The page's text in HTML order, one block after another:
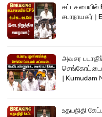
சட்டசபையில்
சபாநாயகர் |
அவசர
| Kumudam
உதயநிதி